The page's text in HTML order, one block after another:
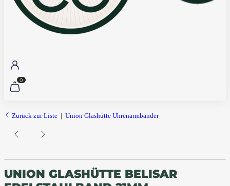
0
Zurück zur Liste Union Glashütte Uhrenarmbänder
UNION GLASHÜTTE BELISAR